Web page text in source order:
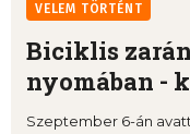
VELEM TÖRTÉNT
Biciklis
nyomában -
Szeptember 6-án